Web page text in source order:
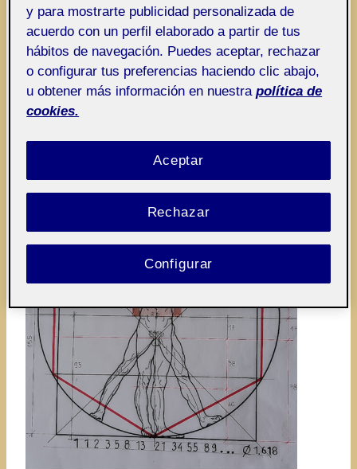
en seis triángulos equiláteros. Asimismo, en el
hexágono se inscriben dos triángulos equiláteros
mayores que forman la conocida estrella de seis
puntas. También está íntimamente relacionado
con la circunferencia: el lado del hexágono regular
equivale al radio de la circunferencia en la que se
inscribe.
y para mostrarte publicidad personalizada de
acuerdo con un perfil elaborado a partir de tus
hábitos de navegación. Puedes aceptar, rechazar
o configurar tus preferencias haciendo clic abajo,
u obtener más información en nuestra política de
cookies.
Rechazar
Aceptar
Configurar